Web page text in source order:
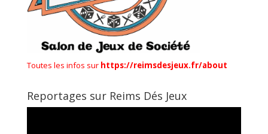
Toutes les infos sur https://reimsdesjeux.fr/about
Reportages sur Reims Dés Jeux